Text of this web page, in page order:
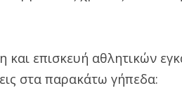
και επισκευή αθλητικών
στα παρακάτω γήπεδα: